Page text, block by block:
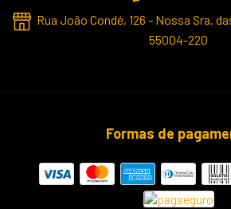
Rua João Condé, 126 - Nossa Sra.
55004-220
Formas de